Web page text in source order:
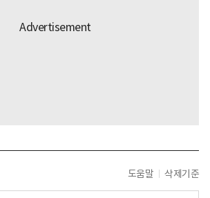
도움말 삭제기준